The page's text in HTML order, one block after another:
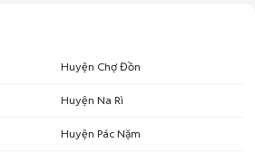
Huyện Chợ Đồn
Huyện Na Rì
Huyện Pác Nặm